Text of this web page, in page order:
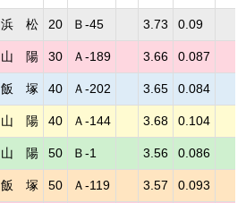
浜 松 20 Ｂ-45 3.73 0.09
山 陽 30 Ａ-189 3.66 0.087
飯 塚 40 Ａ-202 3.65 0.084
山 陽 40 Ａ-144 3.68 0.104
山 陽 50 Ｂ-1 3.56 0.086
飯 塚 50 Ａ-119 3.57 0.093